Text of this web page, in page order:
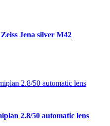
Jena silver М42
2.8/50 automatic lens